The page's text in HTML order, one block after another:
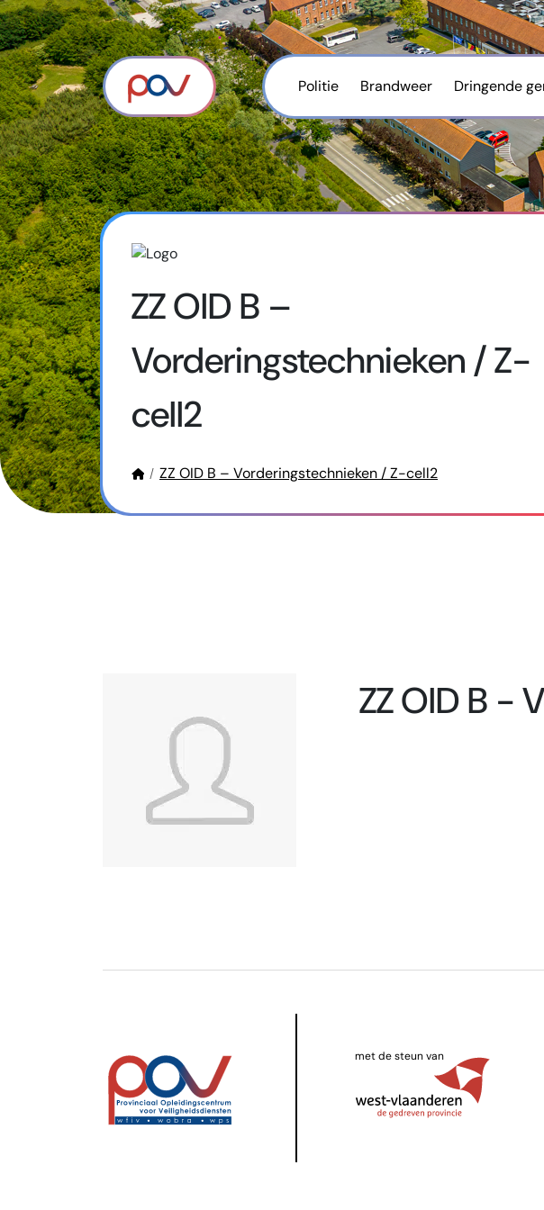
Politie Brandweer Dringende
ZZ OID B –
Vorderingstechnieken / Z-
cell2
ZZ OID B – Vorderingstechnieken / Z-cell2
ZZ OID B -
met de steun van